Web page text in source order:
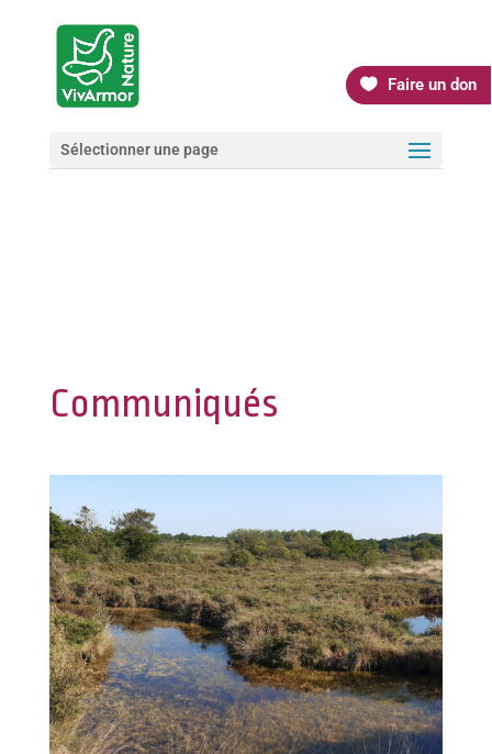
Faire un don
Sélectionner une page
Communiqués